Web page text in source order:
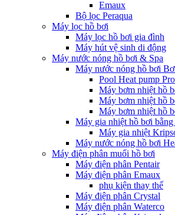
Emaux
Bộ lọc Peraqua
Máy lọc hồ bơi
Máy lọc hồ bơi gia đình
Máy hút vệ sinh di động
Máy nước nóng hồ bơi & Spa
Máy nước nóng hồ bơi
Pool Heat pump
Máy bơm nhiệt hồ
Máy bơm nhiệt hồ
Máy bơm nhiệt hồ
Máy gia nhiệt hồ bơi
Máy gia nhiệt
Máy nước nóng hồ bơi
Máy điện phân muối hồ bơi
Máy điện phân Pentair
Máy điện phân Emaux
phụ kiện thay thế
Máy điện phân Crystal
Máy điện phân Waterco